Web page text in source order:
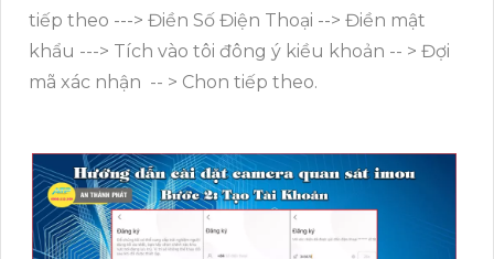
tiếp theo ---> Điền Số Điện Thoại --> Điền mật
khẩu ---> Tích vào tôi đông ý kiều khoản -- > Đợi
mã xác nhận -- > Chon tiếp theo.